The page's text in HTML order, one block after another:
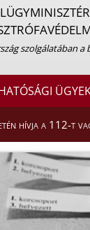
szolgálatában a
hívja a 112-t